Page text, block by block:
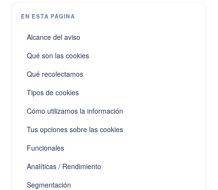
EN ESTA PÁGINA
Alcance del aviso
Qué son las cookies
Qué recolectamos
Tipos de cookies
Cómo utilizamos la información
Tus opciones sobre las cookies
Funcionales
Analíticas / Rendimiento
Segmentación